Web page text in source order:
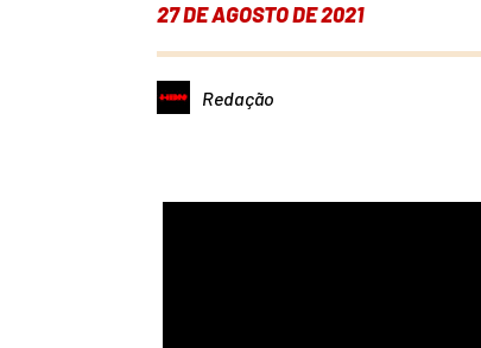
27 DE AGOSTO DE 2021
Redação